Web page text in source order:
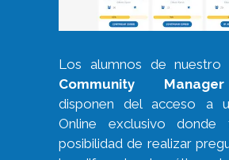
Los alumnos de nuestro
Community
disponen del acceso a
Online exclusivo donde
posibilidad de realizar